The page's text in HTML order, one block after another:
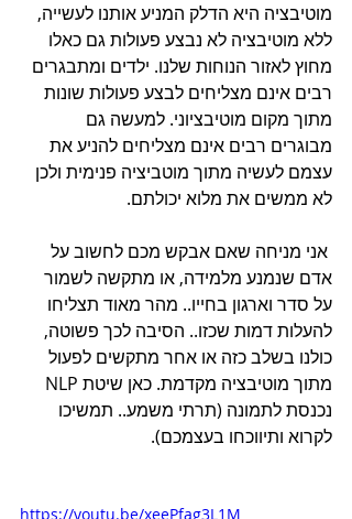
מוטיבציה היא הדלק המניע אותנו לעשייה,
ללא מוטיבציה לא נבצע פעולות גם כאלו
מחוץ לאזור הנוחות שלנו. ילדים ומתבגרים
רבים אינם מצליחים לבצע פעולות שונות
מתוך מקום מוטיבציוני. למעשה גם
מבוגרים רבים אינם מצליחים להניע את
עצמם לעשיה מתוך מוטביציה פנימית ולכן
לא ממשים את מלוא יכולתם.
אני מניחה שאם אבקש מכם לחשוב על
אדם שנמנע מלמידה, או מתקשה לשמור
על סדר וארגון בחייו.. מהר מאוד תצליחו
להעלות דמות שכזו.. הסיבה לכך פשוטה,
כולנו בשלב כזה או אחר מתקשים לפעול
נכנסת לתמונה (תרתי משמע.. תמשיכו
לקרוא ותיווכחו בעצמכם).
https://youtu.be/xeePfag3L1M